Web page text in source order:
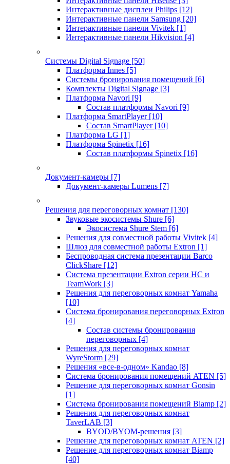
Интерактивные дисплеи Philips [12]
Интерактивные панели Samsung [20]
Интерактивные панели Vivitek [1]
Интерактивные панели Hikvision [4]
Системы Digital Signage [50]
Платформа Innes [5]
Системы бронирования помещений [6]
Комплекты Digital Signage [3]
Платформа Navori [9]
Состав платформы Navori [9]
Платформа SmartPlayer [10]
Состав SmartPlayer [10]
Платформа LG [1]
Платформа Spinetix [16]
Состав платформы Spinetix [16]
Документ-камеры [7]
Документ-камеры Lumens [7]
Решения для переговорных комнат [130]
Звуковые экосистемы Shure [6]
Экосистема Shure Stem [6]
Решения для совместной работы Vivitek [4]
Шлюз для совместной работы Extron [1]
Беспроводная система презентации Barco
ClickShare [12]
Система презентации Extron серии HC и
TeamWork [3]
Решения для переговорных комнат Yamaha
[10]
Система бронирования переговорных Extron
[4]
Состав системы бронирования
переговорных [4]
Решения для переговорных комнат
WyreStorm [29]
Решения «все-в-одном» Kandao [8]
Система бронирования помещений ATEN [5]
Решение для переговорных комнат Gonsin
[1]
Система бронирования помещений Biamp [2]
Решения для переговорных комнат
TaverLAB [3]
BYOD/BYOM-решения [3]
Решение для переговорных комнат ATEN [2]
Решение для переговорных комнат Biamp
[40]